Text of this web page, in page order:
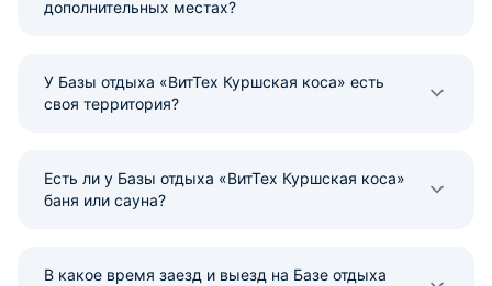
дополнительных местах?
У Базы отдыха «ВитТех Куршская коса» есть
своя территория?
Есть ли у Базы отдыха «ВитТех Куршская коса»
баня или сауна?
В какое время заезд и выезд на Базе отдыха